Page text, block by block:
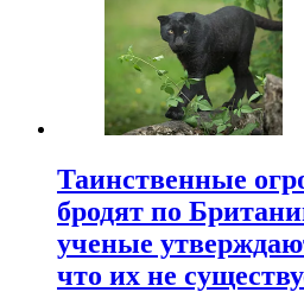
Таинственные
бродят по
ученые
что их не